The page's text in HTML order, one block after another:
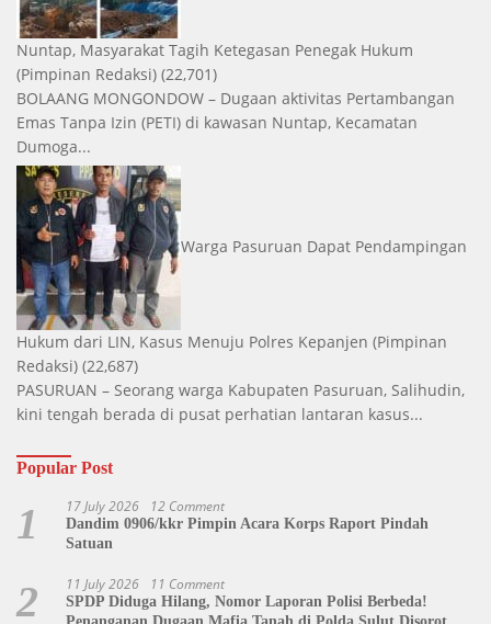
Nuntap, Masyarakat Tagih Ketegasan Penegak Hukum
(Pimpinan Redaksi) (22,701)
BOLAANG MONGONDOW – Dugaan aktivitas Pertambangan
Emas Tanpa Izin (PETI) di kawasan Nuntap, Kecamatan
Dumoga...
Warga Pasuruan Dapat Pendampingan
Hukum dari LIN, Kasus Menuju Polres Kepanjen (Pimpinan
Redaksi) (22,687)
PASURUAN – Seorang warga Kabupaten Pasuruan, Salihudin,
kini tengah berada di pusat perhatian lantaran kasus...
Popular Post
1 17 July 2026 12 Comment
Dandim 0906/kkr Pimpin Acara Korps Raport Pindah
Satuan
2 11 July 2026 11 Comment
SPDP Diduga Hilang, Nomor Laporan Polisi Berbeda!